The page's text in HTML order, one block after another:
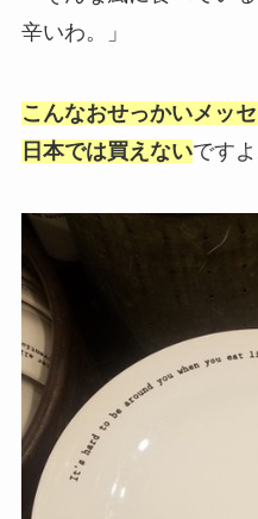
辛いわ。」
こんなおせっかいメッ
日本では買えないですよ